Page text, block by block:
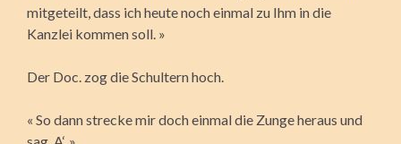
mitgeteilt, dass ich heute noch einmal zu Ihm in die
Kanzlei kommen soll. »
Der Doc. zog die Schultern hoch.
« So dann strecke mir doch einmal die Zunge heraus und
sag ‚A‘. »